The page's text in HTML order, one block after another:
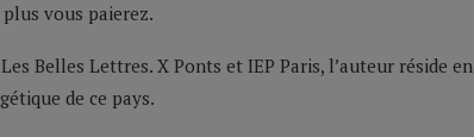
vous paierez.
Belles Lettres. X Ponts et IEP Paris, l’auteur réside en
de ce pays.